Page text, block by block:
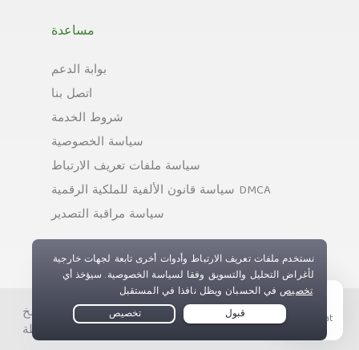
مساعدة
بوابة الدعم
اتصل بنا
شروط الخدمة
سياسة الخصوصية
سياسة ملفات تعريف الارتباط
سياسة قانون الألفية للملكية الرقمية DMCA
سياسة مراقبة التصدير
حقوق النسخ © Private Internet Access, Inc. جميع الحقوق
Live Chat